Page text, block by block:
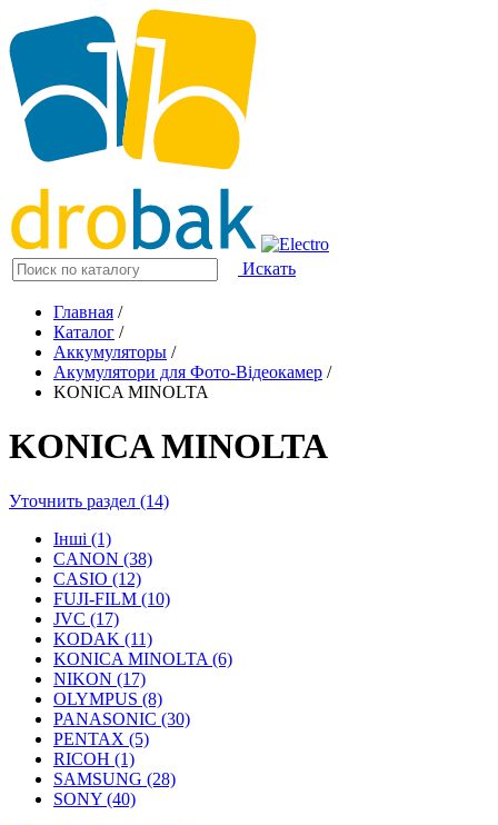
Искать
Главная /
Каталог /
Аккумуляторы /
Акумулятори для Фото-Відеокамер /
KONICA MINOLTA
KONICA MINOLTA
Уточнить раздел (14)
Інші (1)
CANON (38)
CASIO (12)
FUJI-FILM (10)
JVC (17)
KODAK (11)
KONICA MINOLTA (6)
NIKON (17)
OLYMPUS (8)
PANASONIC (30)
PENTAX (5)
RICOH (1)
SAMSUNG (28)
SONY (40)